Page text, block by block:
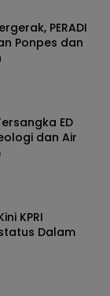
PERADI
Ponpes dan
ED
dan Air
KPRI
Dalam